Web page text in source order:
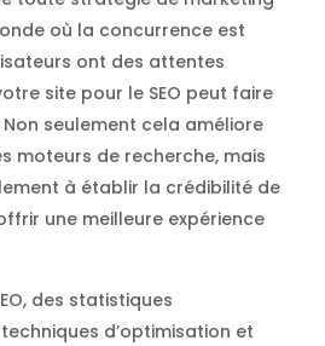
où la concurrence est
ont des attentes
site pour le SEO peut faire
seulement cela améliore
moteurs de recherche, mais
à établir la crédibilité de
une meilleure expérience
des statistiques
d’optimisation et